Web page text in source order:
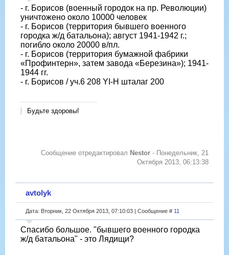
- г. Борисов (военный городок на пр. Революции)
уничтожено около 10000 человек
- г. Борисов (территория бывшего военного
городка ж/д батальона); август 1941-1942 г.;
погибло около 20000 в/пл.
- г. Борисов (территория бумажной фабрики
«Профинтерн», затем завода «Березина»); 1941-
1944 гг.
- г. Борисов / уч.6 208 YI-Н шталаг 200
Будьте здоровы!
Сообщение отредактировал Nestor - Понедельник, 21
Октября 2013, 06:13:38
avtolyk
Дата: Вторник, 22 Октября 2013, 07:10:03 | Сообщение # 11
Спасибо большое. "бывшего военного городка
ж/д батальона" - это Лядищи?